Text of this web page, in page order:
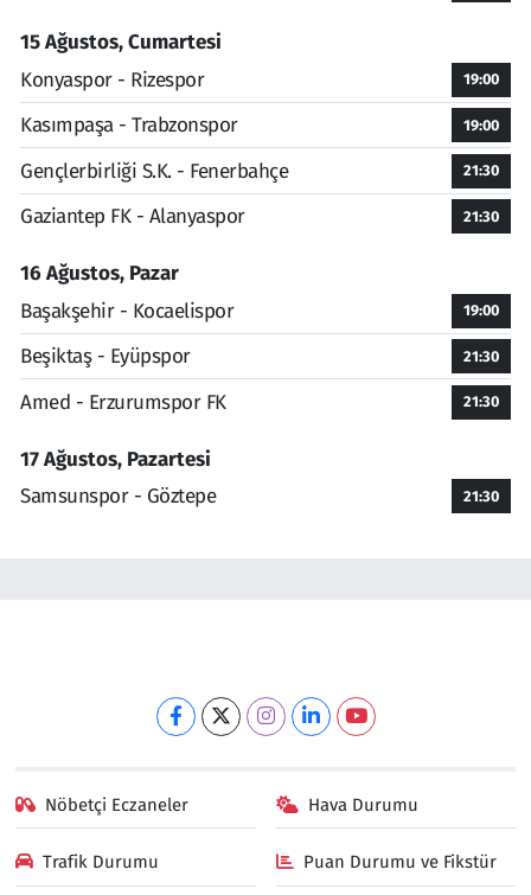
15 Ağustos, Cumartesi
Konyaspor - Rizespor
19:00
Kasımpaşa - Trabzonspor 19:00
Gençlerbirliği S.K. - Fenerbahçe 21:30
Gaziantep FK - Alanyaspor 21:30
16 Ağustos, Pazar
Başakşehir - Kocaelispor
19:00
Beşiktaş - Eyüpspor 21:30
Amed - Erzurumspor FK 21:30
17 Ağustos, Pazartesi
Samsunspor - Göztepe
21:30
Nöbetçi Eczaneler Hava Durumu
Trafik Durumu Puan Durumu ve Fikstür